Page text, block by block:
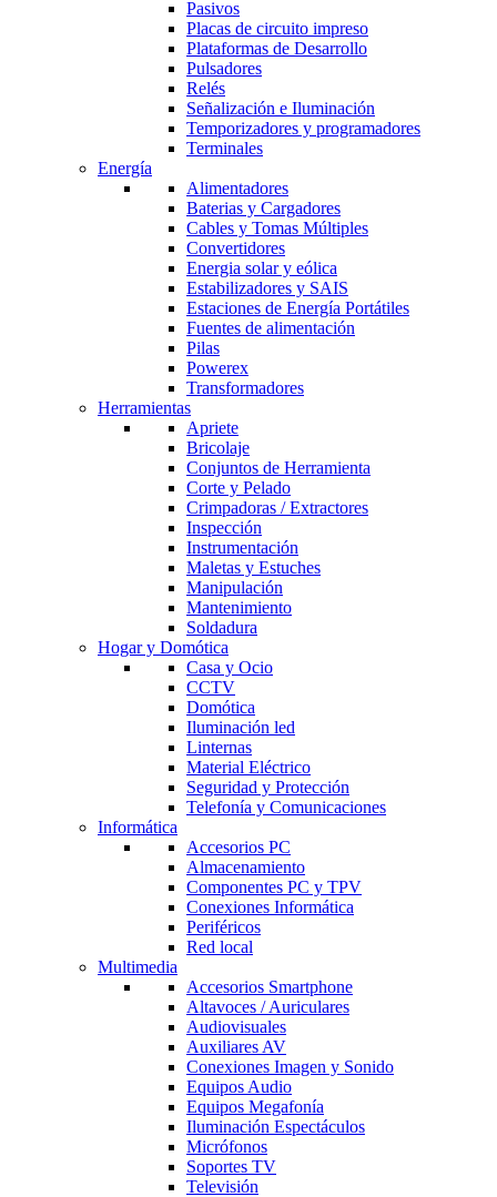
Pasivos
Placas de circuito impreso
Plataformas de Desarrollo
Pulsadores
Relés
Señalización e Iluminación
Temporizadores y programadores
Terminales
Energía
Alimentadores
Baterias y Cargadores
Cables y Tomas Múltiples
Convertidores
Energia solar y eólica
Estabilizadores y SAIS
Estaciones de Energía Portátiles
Fuentes de alimentación
Pilas
Powerex
Transformadores
Herramientas
Apriete
Bricolaje
Conjuntos de Herramienta
Corte y Pelado
Crimpadoras / Extractores
Inspección
Instrumentación
Maletas y Estuches
Manipulación
Mantenimiento
Soldadura
Hogar y Domótica
Casa y Ocio
CCTV
Domótica
Iluminación led
Linternas
Material Eléctrico
Seguridad y Protección
Telefonía y Comunicaciones
Informática
Accesorios PC
Almacenamiento
Componentes PC y TPV
Conexiones Informática
Periféricos
Red local
Multimedia
Accesorios Smartphone
Altavoces / Auriculares
Audiovisuales
Auxiliares AV
Conexiones Imagen y Sonido
Equipos Audio
Equipos Megafonía
Iluminación Espectáculos
Micrófonos
Soportes TV
Televisión